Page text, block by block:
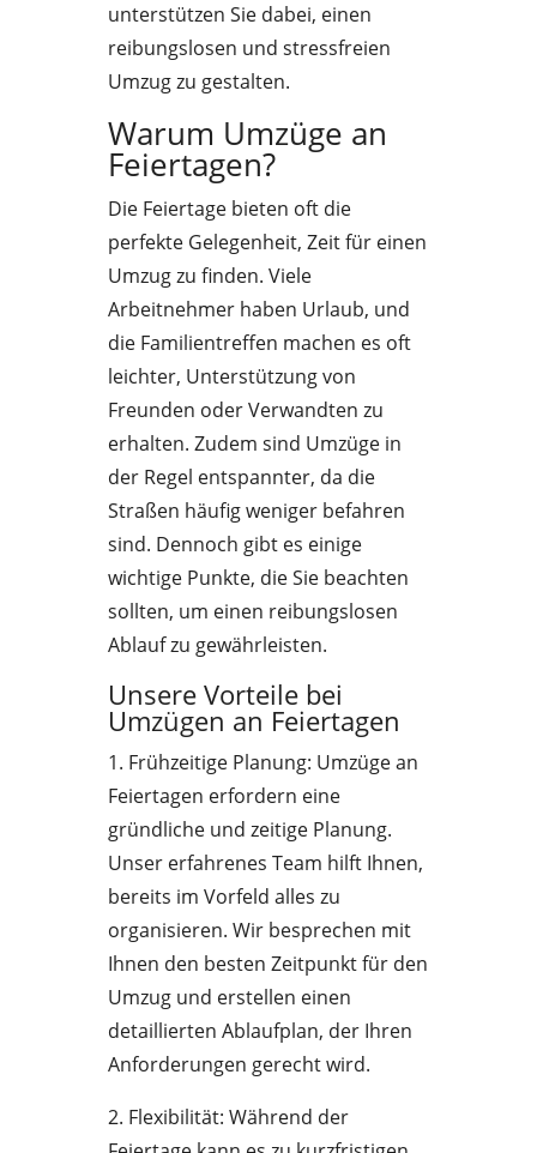
unterstützen Sie dabei, einen
reibungslosen und stressfreien
Umzug zu gestalten.
Warum Umzüge an
Feiertagen?
Die Feiertage bieten oft die
perfekte Gelegenheit, Zeit für einen
Umzug zu finden. Viele
Arbeitnehmer haben Urlaub, und
die Familientreffen machen es oft
leichter, Unterstützung von
Freunden oder Verwandten zu
erhalten. Zudem sind Umzüge in
der Regel entspannter, da die
Straßen häufig weniger befahren
sind. Dennoch gibt es einige
wichtige Punkte, die Sie beachten
sollten, um einen reibungslosen
Ablauf zu gewährleisten.
Unsere Vorteile bei
Umzügen an Feiertagen
1. Frühzeitige Planung: Umzüge an
Feiertagen erfordern eine
gründliche und zeitige Planung.
Unser erfahrenes Team hilft Ihnen,
bereits im Vorfeld alles zu
organisieren. Wir besprechen mit
Ihnen den besten Zeitpunkt für den
Umzug und erstellen einen
detaillierten Ablaufplan, der Ihren
Anforderungen gerecht wird.
2. Flexibilität: Während der